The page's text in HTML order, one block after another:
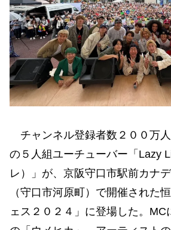
チャンネル登録者数２００万
の５人組ユーチューバー「Lazy
レ）」が、京阪守口市駅前カナ
（守口市河原町）で開催された
ェス２０２４」に登場した。MC